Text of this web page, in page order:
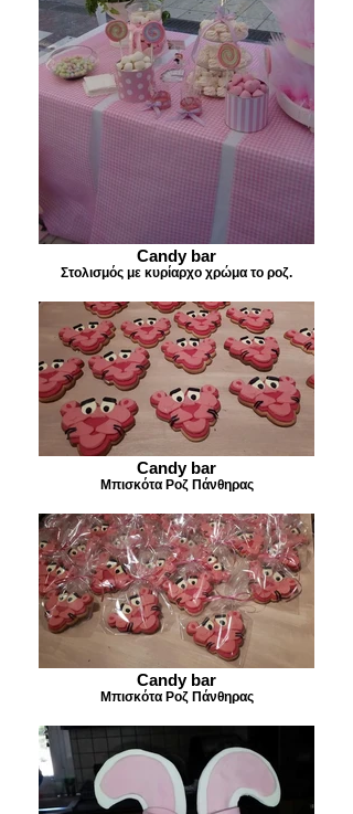
Candy bar
Στολισμός με κυρίαρχο χρώμα το ροζ.
Candy bar
Μπισκότα Ροζ Πάνθηρας
Candy bar
Μπισκότα Ροζ Πάνθηρας